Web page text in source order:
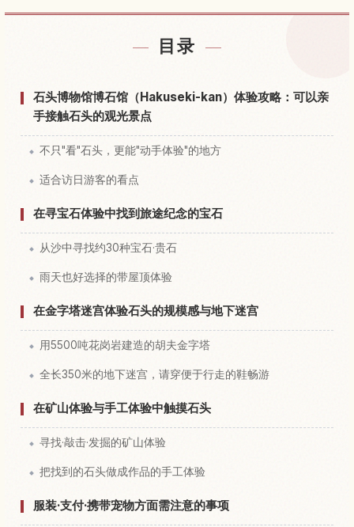
目录
石头博物馆博石馆（Hakuseki-kan）体验攻略：可以亲
手接触石头的观光景点
不只"看"石头，更能"动手体验"的地方
适合访日游客的看点
在寻宝石体验中找到旅途纪念的宝石
从沙中寻找约30种宝石·贵石
雨天也好选择的带屋顶体验
在金字塔迷宫体验石头的规模感与地下迷宫
用5500吨花岗岩建造的胡夫金字塔
全长350米的地下迷宫，请穿便于行走的鞋畅游
在矿山体验与手工体验中触摸石头
寻找·敲击·发掘的矿山体验
把找到的石头做成作品的手工体验
服装·支付·携带宠物方面需注意的事项